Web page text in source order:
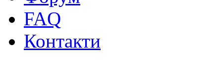
FAQ
Контакти